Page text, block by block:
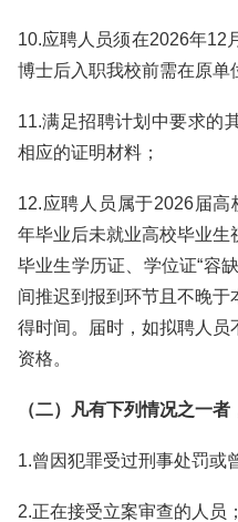
10.应聘人员须在2026年12
博士后入职我校前需在原单
11.满足招聘计划中要求的
相应的证明材料；
12.应聘人员属于2026届
年毕业后未就业高校毕业生
毕业生学历证、学位证“容
间推迟到报到环节且不晚于
得时间。届时，如拟聘人
资格。
（二）凡有下列情况之一者
1.曾因犯罪受过刑事处罚或
2.正在接受立案审查的人员；